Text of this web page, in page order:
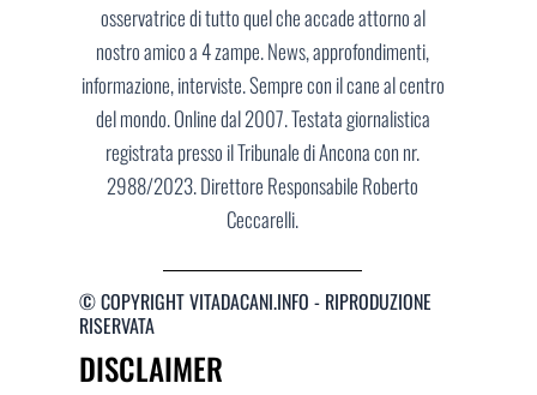
osservatrice di tutto quel che accade attorno al
nostro amico a 4 zampe. News, approfondimenti,
informazione, interviste. Sempre con il cane al centro
del mondo. Online dal 2007. Testata giornalistica
registrata presso il Tribunale di Ancona con nr.
2988/2023. Direttore Responsabile Roberto
Ceccarelli.
© COPYRIGHT VITADACANI.INFO - RIPRODUZIONE
RISERVATA
DISCLAIMER